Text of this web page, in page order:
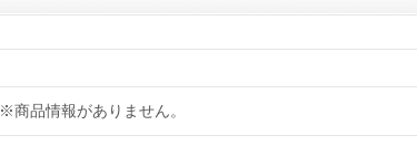
※商品情報がありません。